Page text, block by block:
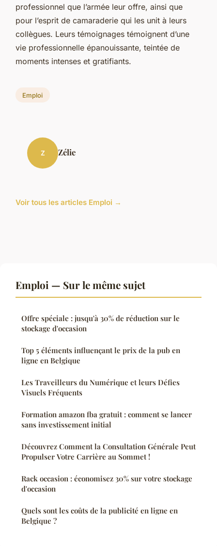
professionnel que l’armée leur offre, ainsi que
pour l’esprit de camaraderie qui les unit à leurs
collègues. Leurs témoignages témoignent d’une
vie professionnelle épanouissante, teintée de
moments intenses et gratifiants.
Emploi
Z Zélie
Voir tous les articles Emploi →
Emploi — Sur le même sujet
Offre spéciale : jusqu'à 30% de réduction sur le
stockage d'occasion
Top 5 éléments influençant le prix de la pub en
ligne en Belgique
Les Traveilleurs du Numérique et leurs Défies
Visuels Fréquents
Formation amazon fba gratuit : comment se lancer
sans investissement initial
Découvrez Comment la Consultation Générale Peut
Propulser Votre Carrière au Sommet !
Rack occasion : économisez 30% sur votre stockage
d'occasion
Quels sont les coûts de la publicité en ligne en
Belgique ?